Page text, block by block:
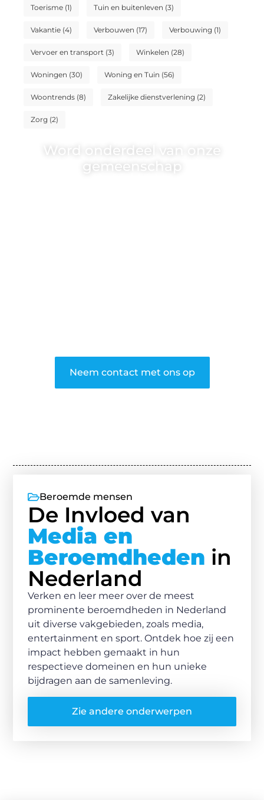
Toerisme(1) Tuin en buitenleven (3)
Vakantie(4) Verbouwen (17) Verbouwing (1)
Vervoer en transport(3) Winkelen (28)
Woningen (30) Woning en Tuin (56)
Woontrends(8) Zakelijke dienstverlening (2)
Zorg (2)
Word onderdeel van onze
gemeenschap
Neem contact met ons op
Beroemde mensen
De Invloed van
Media en
Beroemdheden in
Nederland
Verken en leer meer over de meest
prominente beroemdheden in Nederland
uit diverse vakgebieden, zoals media,
entertainment en sport. Ontdek hoe zij een
impact hebben gemaakt in hun
respectieve domeinen en hun unieke
bijdragen aan de samenleving.
Zie andere onderwerpen